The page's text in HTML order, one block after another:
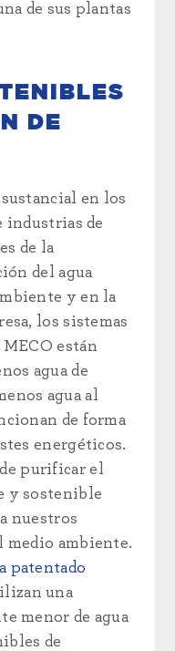
de sus plantas
DE
en los
industrias de
de la
del agua
y en la
los sistemas
están
agua de
agua al
de forma
energéticos.
purificar el
y sostenible
nuestros
medio ambiente.
patentado
una
menor de agua
de